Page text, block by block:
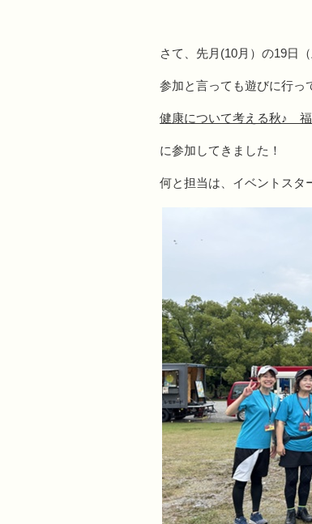
さて、先月(10月）の19日
参加と言っても遊びに行っ
健康について考える秋♪
に参加してきました！
何と担当は、イベントスタ